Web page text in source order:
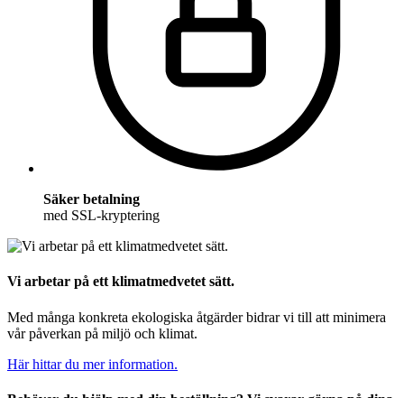
Säker betalning
med SSL-kryptering
Vi arbetar på ett klimatmedvetet sätt.
Med många konkreta ekologiska åtgärder bidrar vi till att minimera
vår påverkan på miljö och klimat.
Här hittar du mer information.